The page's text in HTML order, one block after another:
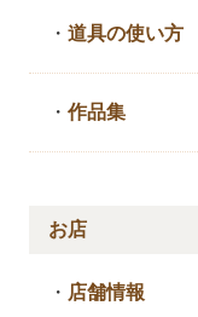
・道具の使い方
・作品集
お店
・ 店舗情報